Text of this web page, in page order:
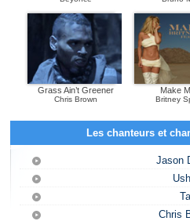
Grass Ain’t Greener
Chris Brown
Make
Britney
Les chanteurs et
Jason
Chris